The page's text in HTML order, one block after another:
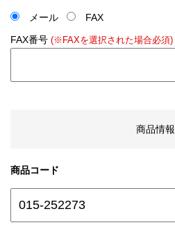
メール
FAX
FAX番号 (※FAXを選択された場合必須)
商品情報
商品コード